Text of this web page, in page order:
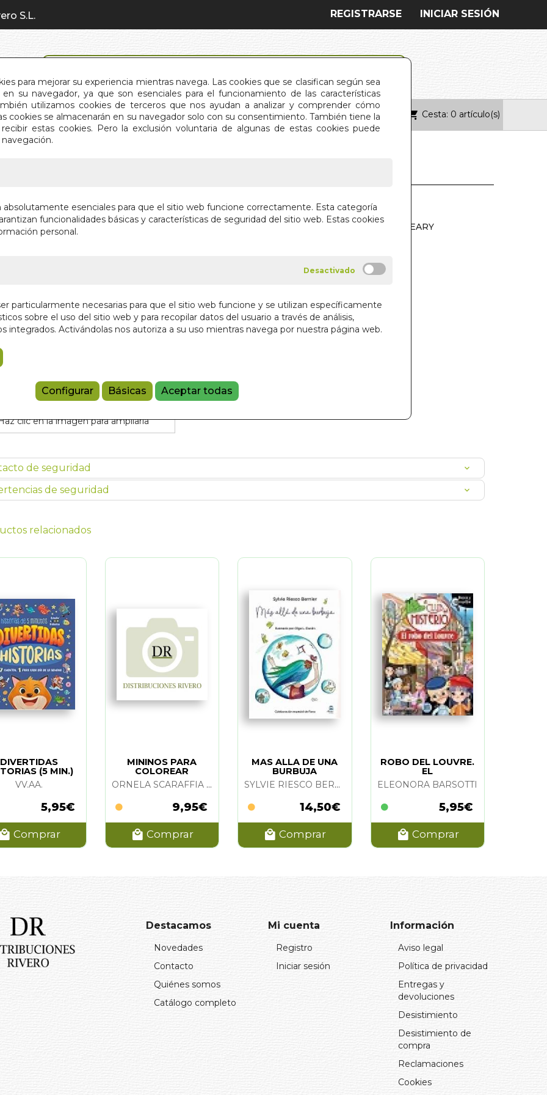
para mejorar su experiencia mientras navega. Las cookies que se clasifican según sea
su navegador, ya que son esenciales para el funcionamiento de las características
utilizamos cookies de terceros que nos ayudan a analizar y comprender cómo
cookies se almacenarán en su navegador solo con su consentimiento. También tiene la
estas cookies. Pero la exclusión voluntaria de algunas de estas cookies puede
absolutamente esenciales para que el sitio web funcione correctamente. Esta categoría
funcionalidades básicas y características de seguridad del sitio web. Estas cookies
personal.
particularmente necesarias para que el sitio web funcione y se utilizan específicamente
sobre el uso del sitio web y para recopilar datos del usuario a través de análisis,
integrados. Activándolas nos autoriza a su uso mientras navega por nuestra página web.
Configurar Básicas Aceptar todas
S.L. INICIAR SESIÓN
REGISTRARSE
INICIO QUIÉNES SOMOS CONTACTO Cesta: 0 artículo(s)
clic en la imagen para ampliarla
RESPIRAR SIENTA MEJOR
CHRISTOPHER WILLARD Y WENDY O'LEARY
Añadir a la cesta
de seguridad
de seguridad
relacionados
DIVERTIDAS
(5 MIN.)
VV.AA.
5,95€
Comprar
MININOS PARA
COLOREAR
ORNELA SCARAFFIA TORAZZA
9,95€
Comprar
MAS ALLA DE UNA
BURBUJA
SYLVIE RIESCO BERNIER
14,50€
Comprar
ROBO DEL LOUVRE.
EL
ELEONORA BARSOTTI
5,95€
Comprar
Destacamos
Novedades
Contacto
Quiénes somos
Catálogo completo
Mi cuenta
Registro
Iniciar sesión
Información
Aviso legal
Política de privacidad
Entregas y
devoluciones
Desistimiento
Desistimiento de
compra
Reclamaciones
Cookies